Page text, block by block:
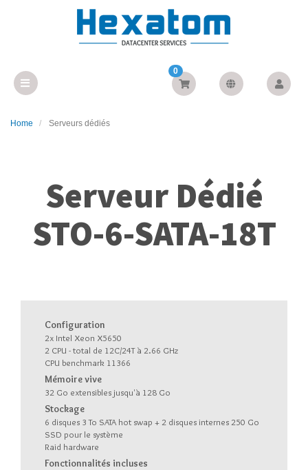
0
Home Serveurs dédiés
Serveur Dédié
STO-6-SATA-18T
Configuration
2x Intel Xeon X5650
2 CPU - total de 12C/24T à 2.66 GHz
CPU benchmark 11366
Mémoire vive
32 Go extensibles jusqu'à 128 Go
Stockage
6 disques 3 To SATA hot swap + 2 disques internes 250 Go
SSD pour le système
Raid hardware
Fonctionnalités incluses